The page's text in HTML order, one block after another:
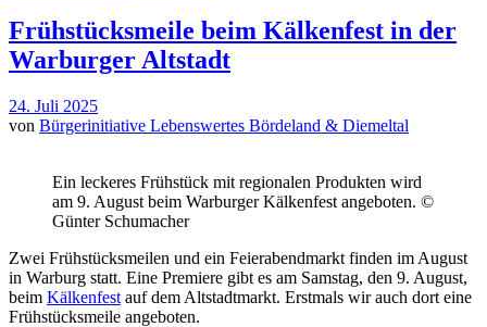
Frühstücksmeile beim Kälkenfest in der
Warburger Altstadt
24. Juli 2025
von Bürgerinitiative Lebenswertes Bördeland & Diemeltal
Ein leckeres Frühstück mit regionalen Produkten wird
am 9. August beim Warburger Kälkenfest angeboten. ©
Günter Schumacher
Zwei Frühstücksmeilen und ein Feierabendmarkt finden im August
in Warburg statt. Eine Premiere gibt es am Samstag, den 9. August,
beim Kälkenfest auf dem Altstadtmarkt. Erstmals wir auch dort eine
Frühstücksmeile angeboten.